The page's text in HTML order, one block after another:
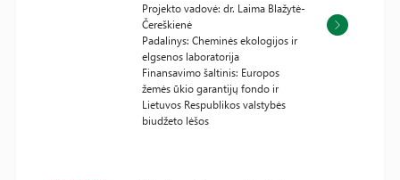
Projekto vadovė: dr. Laima Blažytė-
Čereškienė
Padalinys: Cheminės ekologijos ir
elgsenos laboratorija
Finansavimo šaltinis: Europos
žemės ūkio garantijų fondo ir
Lietuvos Respublikos valstybės
biudžeto lėšos